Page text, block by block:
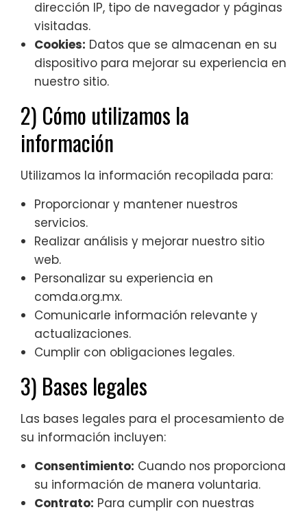
dirección IP, tipo de navegador y páginas
visitadas.
Cookies: Datos que se almacenan en su
dispositivo para mejorar su experiencia en
nuestro sitio.
2) Cómo utilizamos la
información
Utilizamos la información recopilada para:
Proporcionar y mantener nuestros
servicios.
Realizar análisis y mejorar nuestro sitio
web.
Personalizar su experiencia en
comda.org.mx.
Comunicarle información relevante y
actualizaciones.
Cumplir con obligaciones legales.
3) Bases legales
Las bases legales para el procesamiento de
su información incluyen:
Consentimiento: Cuando nos proporciona
su información de manera voluntaria.
Contrato: Para cumplir con nuestras